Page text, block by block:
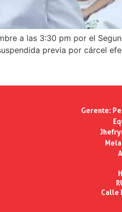
a las 3:30 pm por el
previa por cárcel
Gerente:
Calle